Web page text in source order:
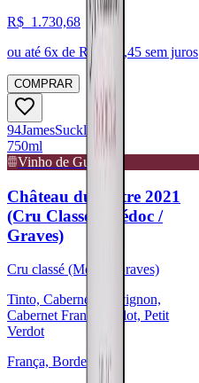
R$ 1.730,68
ou até 6x de R$ 288,45 sem juros
COMPRAR
94JamesSuckling
750ml
Vinho de Guarda
Château du Tertre 2021
(Cru Classé - Médoc /
Graves)
Cru classé (Médoc/Graves)
Tinto, Cabernet Sauvignon,
Cabernet Franc, Merlot, Petit
Verdot
França, Bordeaux